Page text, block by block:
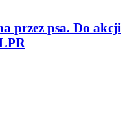
przez psa. Do akcji